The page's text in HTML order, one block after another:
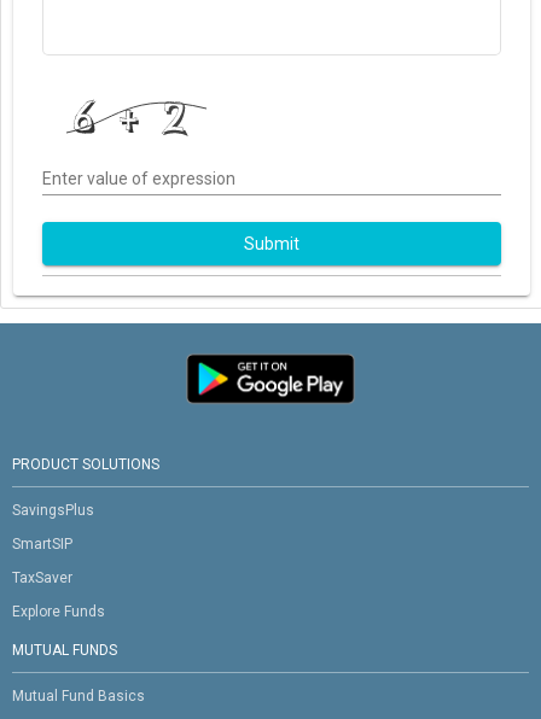
Enter value of expression
Submit
PRODUCT SOLUTIONS
SavingsPlus
SmartSIP
TaxSaver
Explore Funds
MUTUAL FUNDS
Mutual Fund Basics